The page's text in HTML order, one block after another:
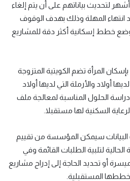
أصحاب هذه الطلبات مهلة 3 أشهر لتحديث بياناتهم على أن يتم إلغاء
انتهاء المهلة وذلك بهدف الوقوف
خطط إسكانية أكثر دقة للمشاريع
المرأة تضم الكويتية المتزوجة
أولاد والأرملة التي لديها أولاد
الحلول المناسبة لمعالجة ملف
السكنية لها مستقبلا.
سيمكن المؤسسة من تقييم
لتلبية الطلبات القائمة وفي
أو تحديد الحاجة إلى إدراج مشاريع
المستقبلية.